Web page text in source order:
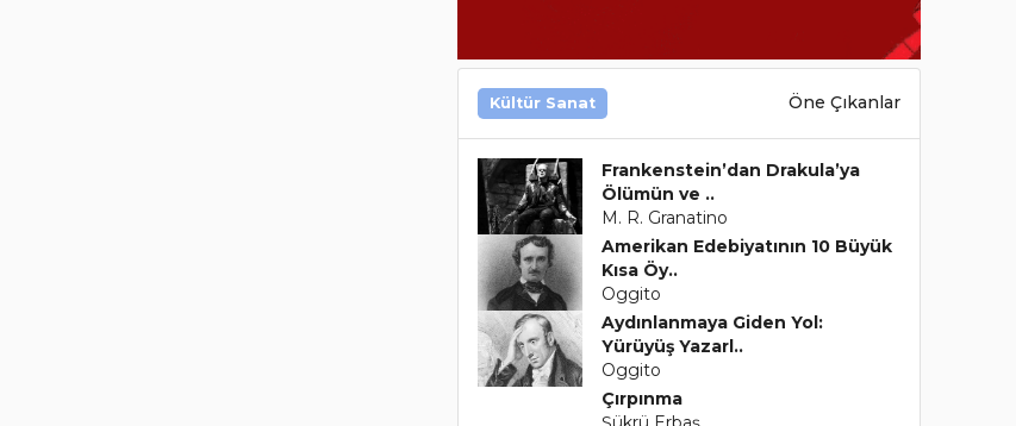
Kültür Sanat Öne Çıkanlar
Frankenstein’dan Drakula’ya
Ölümün ve ..
M. R. Granatino
Amerikan Edebiyatının 10 Büyük
Kısa Öy..
Oggito
Aydınlanmaya Giden Yol:
Yürüyüş Yazarl..
Oggito
Çırpınma